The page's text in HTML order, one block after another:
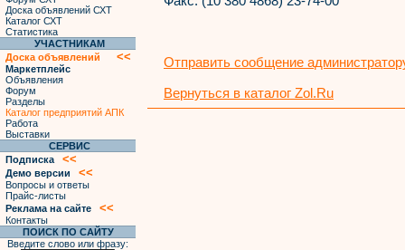
Доска объявлений СХТ
Каталог СХТ
Статистика
УЧАСТНИКАМ
Доска объявлений
<<
Маркетплейс
Объявления
Форум
Разделы
Каталог предприятий АПК
Работа
Выставки
СЕРВИС
Подписка
<<
Демо версии <<
Вопросы и ответы
Прайс-листы
Реклама на сайте
<<
Контакты
ПОИСК ПО САЙТУ
Введите слово или фразу:
Отправить сообщение
Вернуться в каталог Zol.Ru